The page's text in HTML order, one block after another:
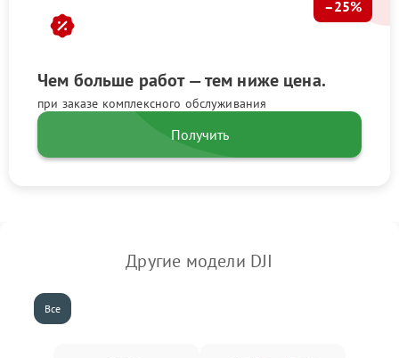
Чем больше работ — тем ниже цена.
при заказе комплексного обслуживания
–25%
Получить
Другие модели DJI
Все